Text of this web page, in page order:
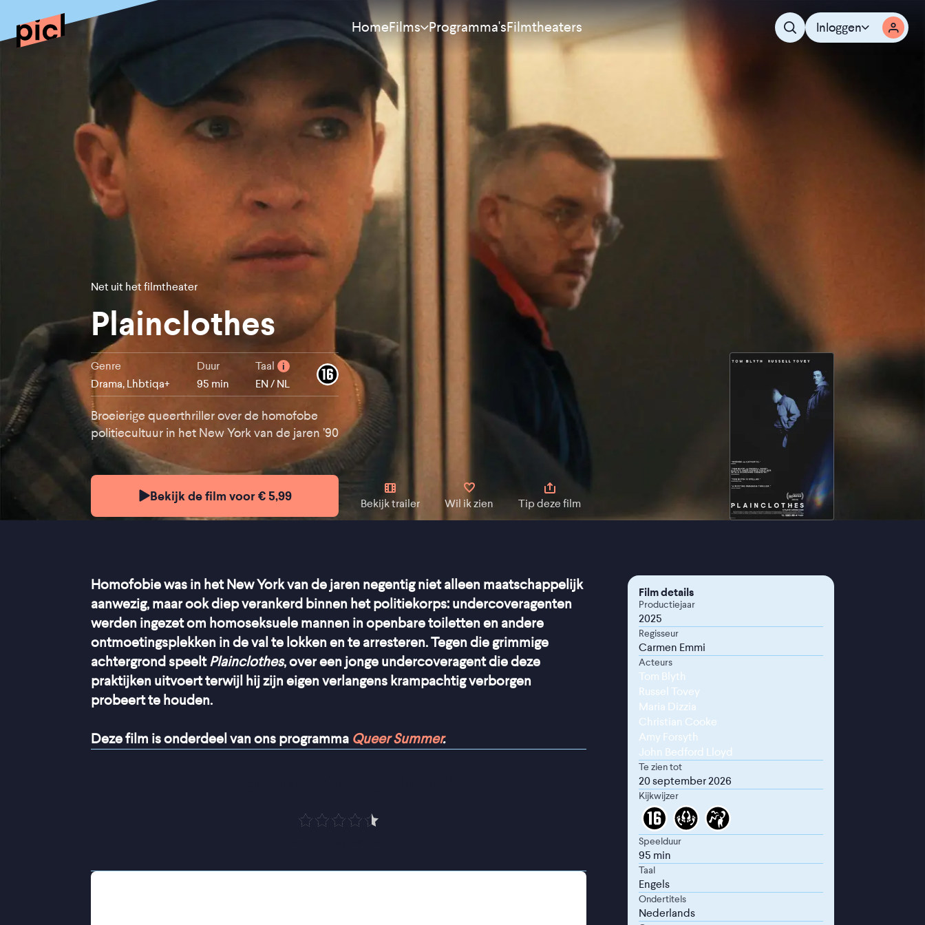
HomeFilms
Meest bekeken
Nieuw
Aanraders
Binnenkort
Programma'sFilmtheaters Inloggen
Net uit het filmtheater
Plainclothes
Genre
Drama, Lhbtiqa+
Duur
95 min
Taal i
EN / NL
Broeierige queerthriller over de homofobe
politiecultuur in het New York van de jaren ’90
Bekijk de film voor € 5,99
Bekijk trailer Wil ik zien Tip deze film
Homofobie was in het New York van de jaren negentig niet alleen maatschappelijk
aanwezig, maar ook diep verankerd binnen het politiekorps: undercoveragenten
werden ingezet om homoseksuele mannen in openbare toiletten en andere
ontmoetingsplekken in de val te lokken en te arresteren. Tegen die grimmige
achtergrond speeltPlainclothes, over een jonge undercoveragent die deze
praktijken uitvoert terwijl hij zijn eigen verlangens krampachtig verborgen
probeert te houden.
Deze film is onderdeel van ons programma Queer Summer.
Lucas Brennan werkt als jonge undercoveragent voor de politie van New York. Zijn
Film details
Productiejaar
2025
Regisseur
Carmen Emmi
Acteurs
Tom Blyth
Russel Tovey
Maria Dizzia
Christian Cooke
Amy Forsyth
John Bedford Lloyd
Te zien tot
20 september 2026
Kijkwijzer
Speelduur
95 min
Taal
Engels
Ondertitels
Nederlands